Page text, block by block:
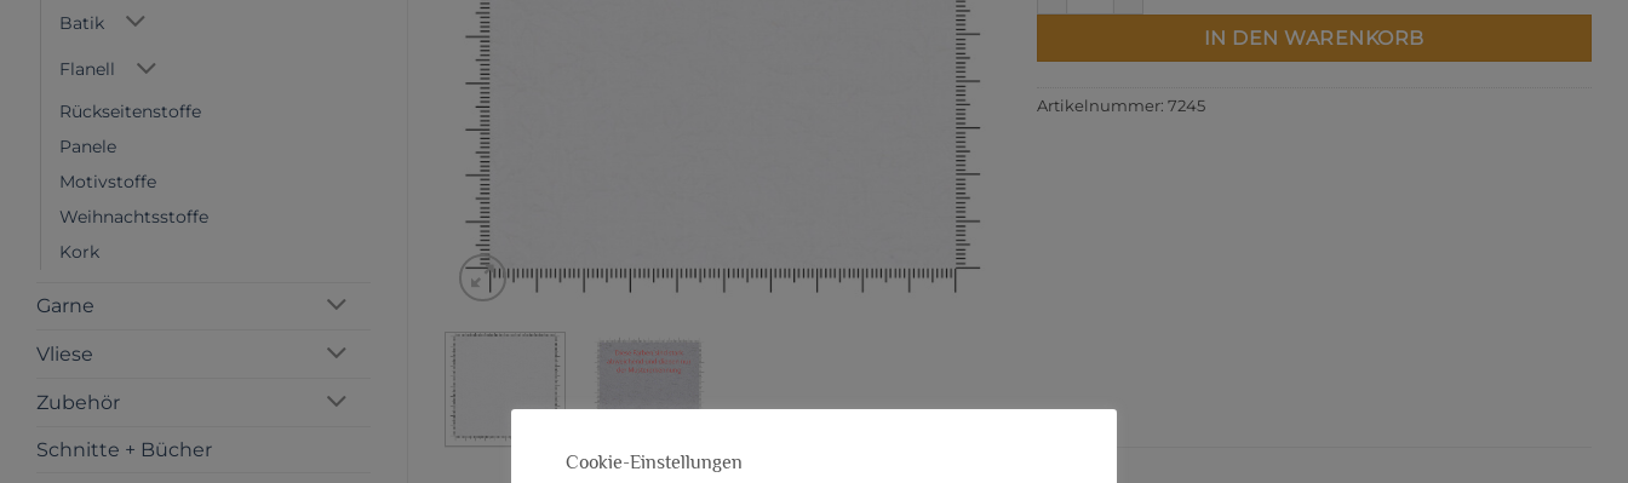
Batik
Flanell
Rückseitenstoffe
Panele
Motivstoffe
Weihnachtsstoffe
Kork
Garne
Vliese
Zubehör
Schnitte + Bücher
IN DEN WARENKORB
Artikelnummer: 7245
Cookie-Einstellungen